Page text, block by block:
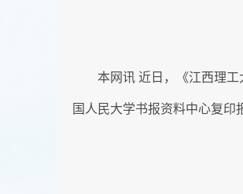
本网讯 近日，《江西理工
国人民大学书报资料中心复印